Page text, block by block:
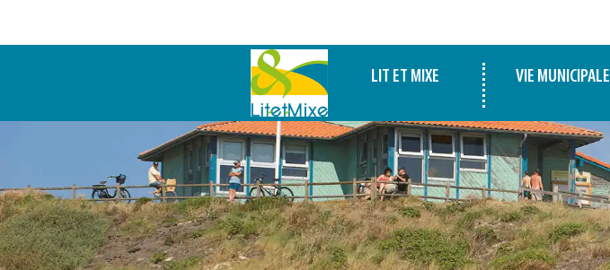
LIT ET MIXE VIE MUNICIPALE